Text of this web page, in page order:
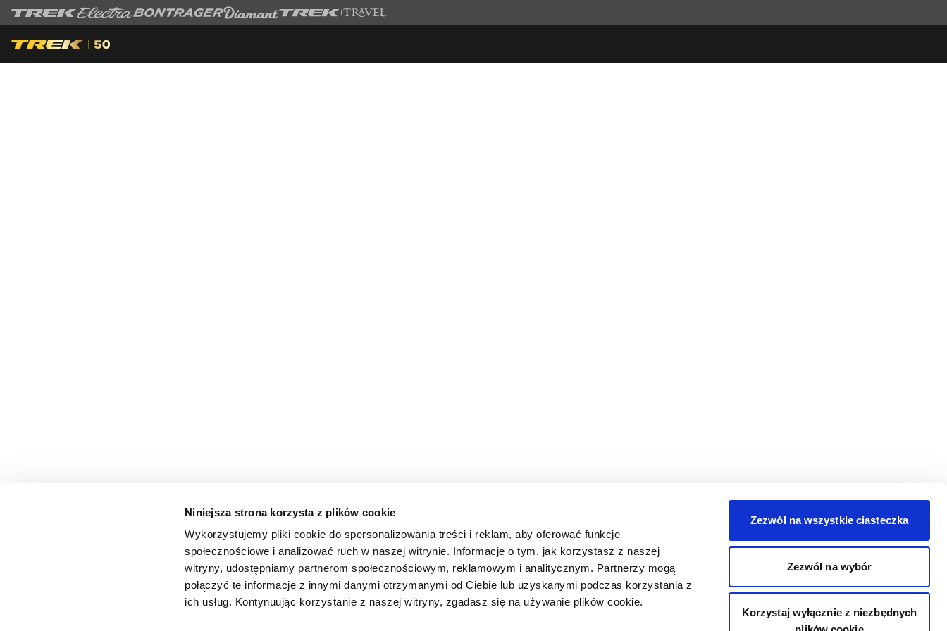
Niniejsza strona korzysta z plików cookie
Wykorzystujemy pliki cookie do spersonalizowania treści i reklam, aby oferować funkcje
społecznościowe i analizować ruch w naszej witrynie. Informacje o tym, jak korzystasz z naszej
witryny, udostępniamy partnerom społecznościowym, reklamowym i analitycznym. Partnerzy mogą
połączyć te informacje z innymi danymi otrzymanymi od Ciebie lub uzyskanymi podczas korzystania z
ich usług. Kontynuując korzystanie z naszej witryny, zgadasz się na używanie plików cookie.
Zezwól na wszystkie ciasteczka
Zezwól na wybór
Korzystaj wyłącznie z niezbędnych